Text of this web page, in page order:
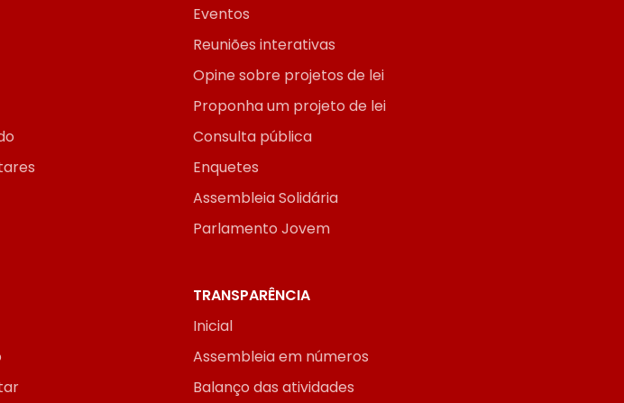
Eventos
Reuniões interativas
Opine sobre projetos de lei
Proponha um projeto de lei
Consulta pública
Enquetes
Assembleia Solidária
Parlamento Jovem
TRANSPARÊNCIA
Inicial
Assembleia em números
Balanço das atividades